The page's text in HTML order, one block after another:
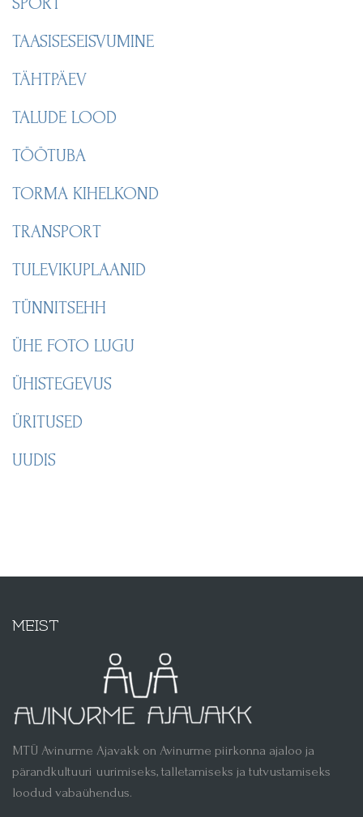
TAASISESEISVUMINE
TÄHTPÄEV
TALUDE LOOD
TÖÖTUBA
TORMA KIHELKOND
TRANSPORT
TULEVIKUPLAANID
TÜNNITSEHH
ÜHE FOTO LUGU
ÜHISTEGEVUS
ÜRITUSED
UUDIS
MEIST
MTÜ Avinurme Ajavakk on Avinurme piirkonna ajaloo ja
pärandkultuuri uurimiseks, talletamiseks ja tutvustamiseks
loodud vabaühendus.